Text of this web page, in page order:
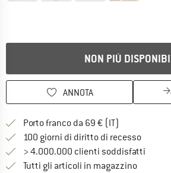
NON PIÙ
ANNOTA
Porto franco da 69 € (IT)
100 giorni di diritto di recessoVai
> 4.000.000 clienti soddisfatti
Tutti gli articoli in magazzino